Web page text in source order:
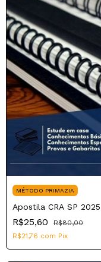
MÉTODO PRIMAZIA
Apostila CRA SP
R$25,60
R$80,00
R$21,76 com Pix